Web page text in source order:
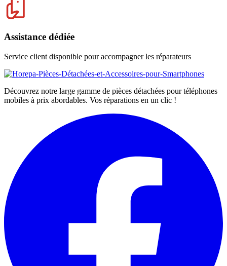
Assistance dédiée
Service client disponible pour accompagner les réparateurs
Découvrez notre large gamme de pièces détachées pour téléphones
mobiles à prix abordables. Vos réparations en un clic !